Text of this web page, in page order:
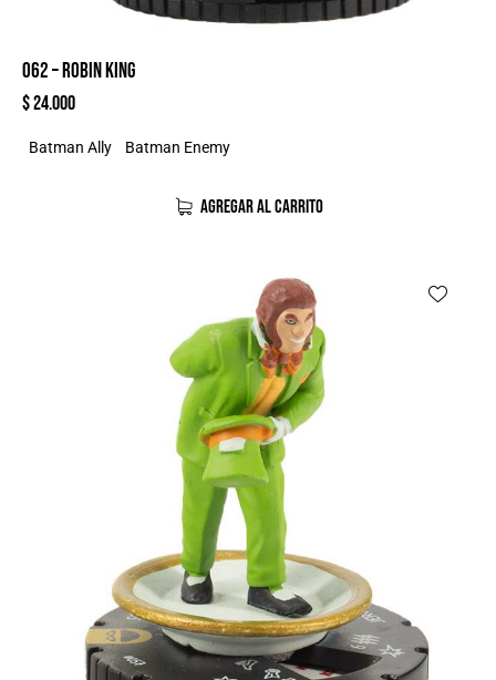
062 – ROBIN KING
$24.000
Batman Ally Batman Enemy
AGREGAR AL CARRITO